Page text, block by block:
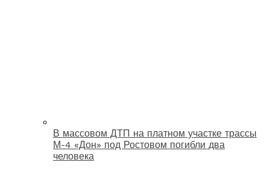
В массовом ДТП на платном участке трассы
М-4 «Дон» под Ростовом погибли два
человека